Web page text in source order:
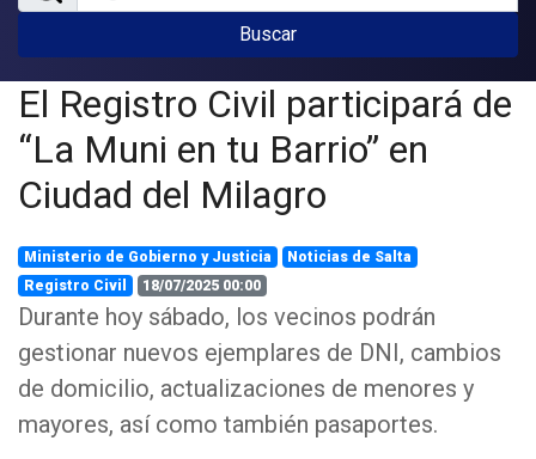
Buscar
El Registro Civil participará de
“La Muni en tu Barrio” en
Ciudad del Milagro
Ministerio de Gobierno y Justicia
Noticias de Salta
Registro Civil
18/07/2025 00:00
Durante hoy sábado, los vecinos podrán
gestionar nuevos ejemplares de DNI, cambios
de domicilio, actualizaciones de menores y
mayores, así como también pasaportes.